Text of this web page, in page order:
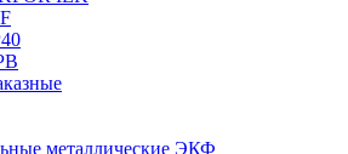
металлические ЭКФ